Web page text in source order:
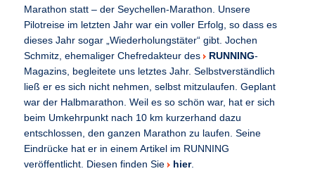
Marathon statt – der Seychellen-Marathon. Unsere
Pilotreise im letzten Jahr war ein voller Erfolg, so dass es
dieses Jahr sogar „Wiederholungstäter“ gibt. Jochen
Schmitz, ehemaliger Chefredakteur des
RUNNING-
Magazins, begleitete uns letztes Jahr. Selbstverständlich
ließ er es sich nicht nehmen, selbst mitzulaufen. Geplant
war der Halbmarathon. Weil es so schön war, hat er sich
beim Umkehrpunkt nach 10 km kurzerhand dazu
entschlossen, den ganzen Marathon zu laufen. Seine
Eindrücke hat er in einem Artikel im RUNNING
veröffentlicht. Diesen finden Sie
hier.